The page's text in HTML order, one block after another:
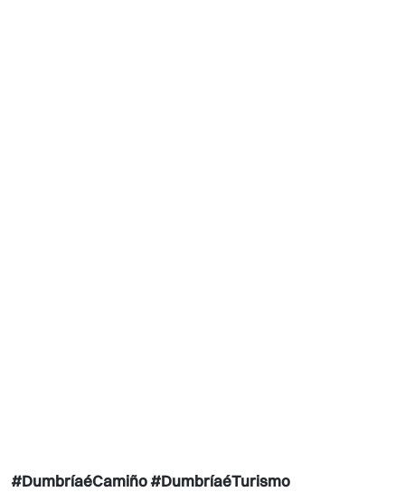
#DumbríaéCamiño #DumbríaéTurismo